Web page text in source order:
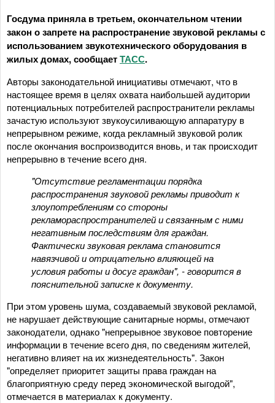
Госдума приняла в третьем, окончательном чтении
закон о запрете на распространение звуковой рекламы с
использованием звукотехнического оборудования в
жилых домах, сообщаетТАСС.
Авторы законодательной инициативы отмечают, что в
настоящее время в целях охвата наибольшей аудитории
потенциальных потребителей распространители рекламы
зачастую используют звукоусиливающую аппаратуру в
непрерывном режиме, когда рекламный звуковой ролик
после окончания воспроизводится вновь, и так происходит
непрерывно в течение всего дня.
"Отсутствие регламентации порядка
распространения звуковой рекламы приводит к
злоупотреблениям со стороны
рекламораспространителей и связанным с ними
негативным последствиям для граждан.
Фактически звуковая реклама становится
навязчивой и отрицательно влияющей на
условия работы и досуг граждан", - говорится в
пояснительной записке к документу.
При этом уровень шума, создаваемый звуковой рекламой,
не нарушает действующие санитарные нормы, отмечают
законодатели, однако "непрерывное звуковое повторение
информации в течение всего дня, по сведениям жителей,
негативно влияет на их жизнедеятельность". Закон
"определяет приоритет защиты права граждан на
благоприятную среду перед экономической выгодой",
отмечается в материалах к документу.